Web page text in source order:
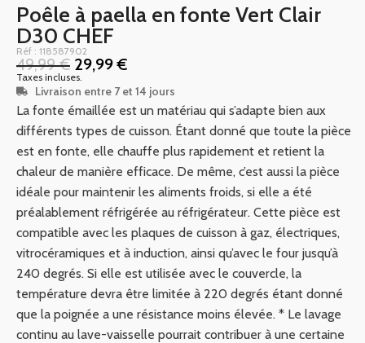
Poêle à paella en fonte Vert Clair
D30 CHEF
Réf : 118587902
49,99€ 29,99€
Taxes incluses.
Livraison entre 7 et 14 jours
La fonte émaillée est un matériau qui s’adapte bien aux
différents types de cuisson. Étant donné que toute la pièce
est en fonte, elle chauffe plus rapidement et retient la
chaleur de manière efficace. De même, c’est aussi la pièce
idéale pour maintenir les aliments froids, si elle a été
préalablement réfrigérée au réfrigérateur. Cette pièce est
compatible avec les plaques de cuisson à gaz, électriques,
vitrocéramiques et à induction, ainsi qu’avec le four jusqu’à
240 degrés. Si elle est utilisée avec le couvercle, la
température devra être limitée à 220 degrés étant donné
que la poignée a une résistance moins élevée. * Le lavage
continu au lave-vaisselle pourrait contribuer à une certaine